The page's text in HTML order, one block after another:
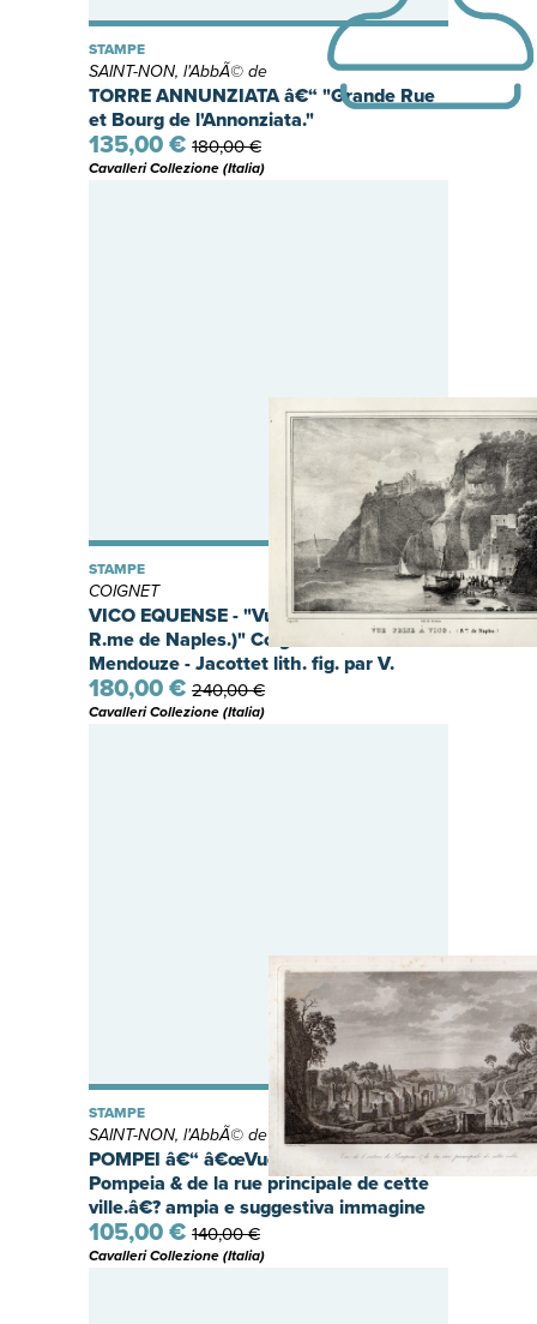
TORRE ANNUNZIATA â€“ "Grande Rue
et Bourg de l'Annonziata."
STAMPE
SAINT-NON, l'AbbÃ© de
135,00 € 180,00 €
Cavalleri Collezione (Italia)
VICO EQUENSE - "Vue prise Ã Vico. (
R.me de Naples.)" Coignet del. - Lith de
Mendouze - Jacottet lith. fig. par V.
Adam.
STAMPE
COIGNET
180,00 € 240,00 €
Cavalleri Collezione (Italia)
POMPEI â€“ â€œVue de lâ€™entree de
Pompeia & de la rue principale de cette
ville.â€? ampia e suggestiva immagine
delle rovine
STAMPE
SAINT-NON, l'AbbÃ© de
105,00 € 140,00 €
Cavalleri Collezione (Italia)